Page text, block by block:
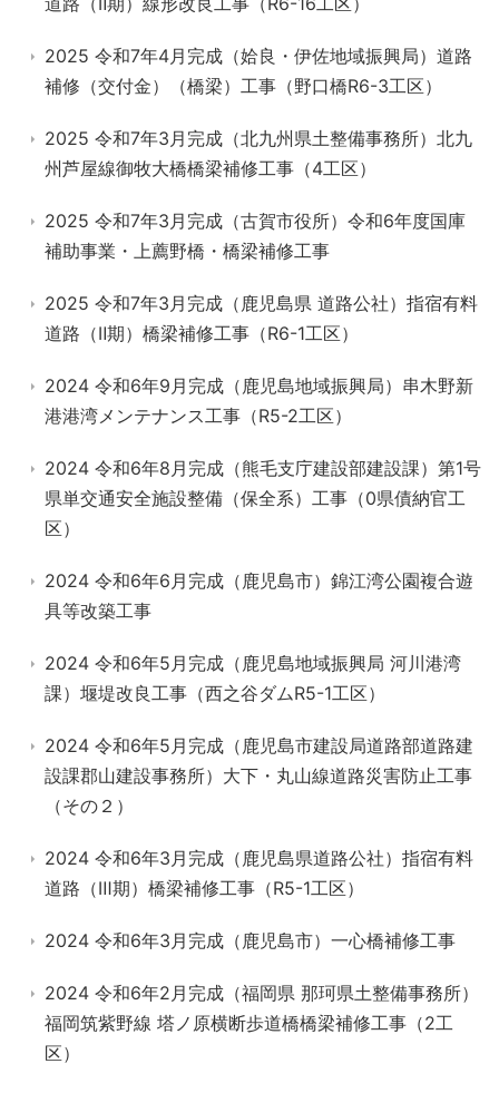
2025 令和7年4月完成（姶良・伊佐地域振興局）道路
補修（交付金）（橋梁）工事（野口橋R6-3工区）
2025 令和7年3月完成（北九州県土整備事務所）北九
州芦屋線御牧大橋橋梁補修工事（4工区）
2025 令和7年3月完成（古賀市役所）令和6年度国庫
補助事業・上薦野橋・橋梁補修工事
2025 令和7年3月完成（鹿児島県 道路公社）指宿有料
道路（Ⅱ期）橋梁補修工事（R6-1工区）
2024 令和6年9月完成（鹿児島地域振興局）串木野新
港港湾メンテナンス工事（R5-2工区）
2024 令和6年8月完成（熊毛支庁建設部建設課）第1号
県単交通安全施設整備（保全系）工事（0県債納官工
区）
2024 令和6年6月完成（鹿児島市）錦江湾公園複合遊
具等改築工事
2024 令和6年5月完成（鹿児島地域振興局 河川港湾
課）堰堤改良工事（西之谷ダムR5-1工区）
2024 令和6年5月完成（鹿児島市建設局道路部道路建
設課郡山建設事務所）大下・丸山線道路災害防止工事
（その２）
2024 令和6年3月完成（鹿児島県道路公社）指宿有料
道路（Ⅲ期）橋梁補修工事（R5-1工区）
2024 令和6年3月完成（鹿児島市）一心橋補修工事
2024 令和6年2月完成（福岡県 那珂県土整備事務所）
福岡筑紫野線 塔ノ原横断歩道橋橋梁補修工事（2工
区）